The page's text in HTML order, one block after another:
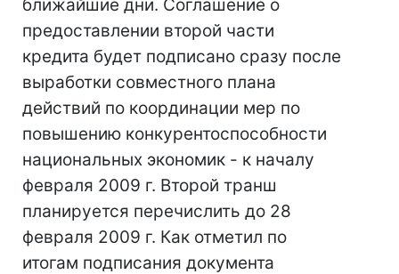
ближайшие дни. Соглашение о
предоставлении второй части
кредита будет подписано сразу после
выработки совместного плана
действий по координации мер по
повышению конкурентоспособности
национальных экономик - к началу
февраля 2009 г. Второй транш
планируется перечислить до 28
февраля 2009 г. Как отметил по
итогам подписания документа